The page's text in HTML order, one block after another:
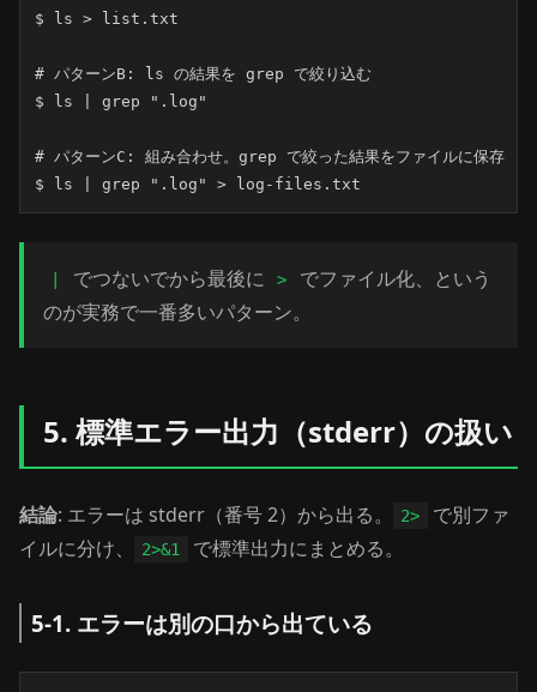
$ ls > list.txt
# パターンB: ls の結果を grep で絞り込む
$ ls | grep ".log"
# パターンC: 組み合わせ。grep で絞った結果をファイルに保存
$ ls | grep ".log" > log-files.txt
でつないでから最後に >
でファイル化、という
のが実務で一番多いパターン。
5. 標準エラー出力（stderr）の扱い
結論: エラーは stderr（番号 2）から出る。 2>
で別ファ
イルに分け、
2>&1 で標準出力にまとめる。
5-1. エラーは別の口から出ている